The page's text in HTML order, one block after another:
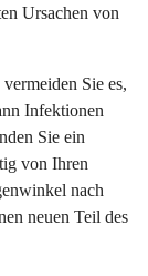
Ursachen von
Sie es,
Infektionen
Sie ein
von Ihren
nach
neuen Teil des